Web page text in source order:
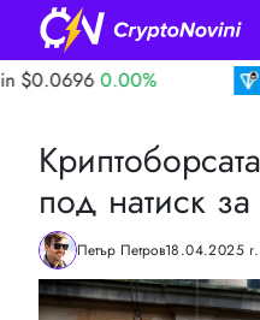
Toncoin
под натиск
Петър Петров18.04.2025